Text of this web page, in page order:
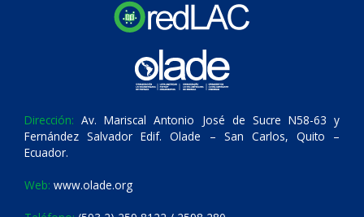
Dirección: Av. Mariscal Antonio José de Sucre N58-63 y
Fernández Salvador Edif. Olade – San Carlos, Quito –
Ecuador.
Web: www.olade.org